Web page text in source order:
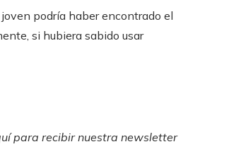
podría haber encontrado el
si hubiera sabido usar
para recibirnuestra newsletter